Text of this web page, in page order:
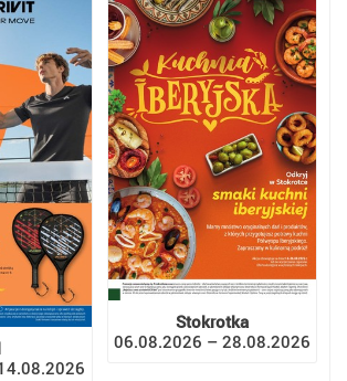
Stokrotka
06.08.2026 – 28.08.2026